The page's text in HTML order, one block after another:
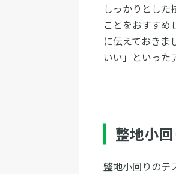
しっかりとした
ことをおすすめ
に伝えておきま
いい」といった
整地小
整地小回りのテ